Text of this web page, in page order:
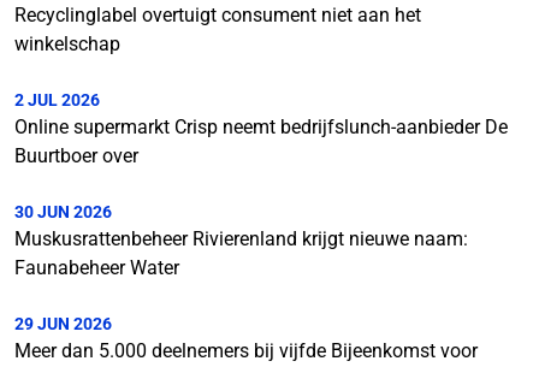
Recyclinglabel overtuigt consument niet aan het
winkelschap
2 JUL 2026
Online supermarkt Crisp neemt bedrijfslunch-aanbieder De
Buurtboer over
30 JUN 2026
Muskusrattenbeheer Rivierenland krijgt nieuwe naam:
Faunabeheer Water
29 JUN 2026
Meer dan 5.000 deelnemers bij vijfde Bijeenkomst voor